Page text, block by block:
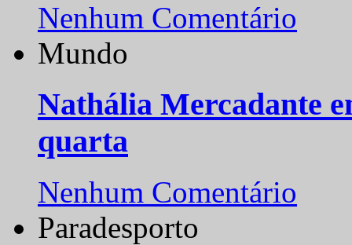
Nenhum Comentário
Mundo
Nathália Mercadante
quarta
Nenhum Comentário
Paradesporto